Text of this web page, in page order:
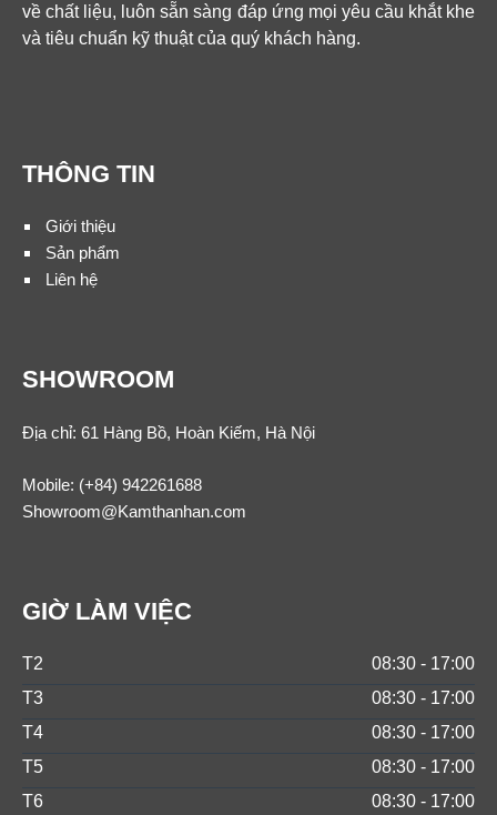
về chất liệu, luôn sẵn sàng đáp ứng mọi yêu cầu khắt khe
và tiêu chuẩn kỹ thuật của quý khách hàng.
THÔNG TIN
Giới thiệu
Sản phẩm
Liên hệ
SHOWROOM
Địa chỉ: 61 Hàng Bồ, Hoàn Kiếm, Hà Nội
Mobile: (+84) 942261688
Showroom@Kamthanhan.com
GIỜ LÀM VIỆC
T2
08:30 - 17:00
T3
08:30 - 17:00
T4
08:30 - 17:00
T5
08:30 - 17:00
T6
08:30 - 17:00